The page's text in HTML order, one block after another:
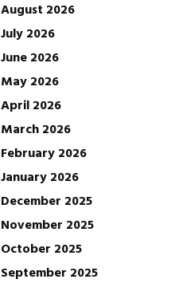
August 2026
July 2026
June 2026
May 2026
April 2026
March 2026
February 2026
January 2026
December 2025
November 2025
October 2025
September 2025